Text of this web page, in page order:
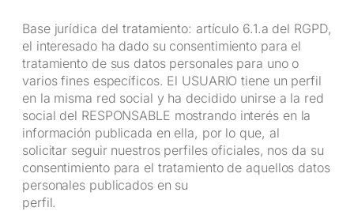
Base jurídica del tratamiento: artículo 6.1.a del RGPD,
el interesado ha dado su consentimiento para el
tratamiento de sus datos personales para uno o
varios fines específicos. El USUARIO tiene un perfil
en la misma red social y ha decidido unirse a la red
social del RESPONSABLE mostrando interés en la
información publicada en ella, por lo que, al
solicitar seguir nuestros perfiles oficiales, nos da su
consentimiento para el tratamiento de aquellos datos
personales publicados en su
perfil.